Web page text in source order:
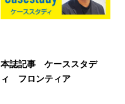
本誌記事 ケーススタデ
ィ フロンティア